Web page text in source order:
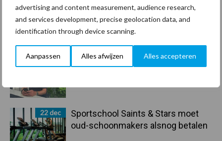
advertising and content measurement, audience research,
and services development, precise geolocation data, and
identification through device scanning.
Aanpassen Alles afwijzen Alles accepteren
24 dec
Friendship Sports Centre maakt
vrienden voor het leven
23 dec
Business Apps: breng rust in de
22 dec
Sportschool Saints & Stars moet
oud-schoonmakers alsnog betalen